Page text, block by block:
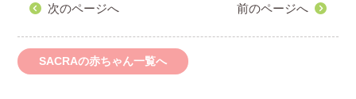
次のページへ 前のページへ
SACRAの赤ちゃん一覧へ